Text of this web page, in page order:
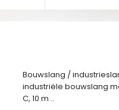
Bouwslang /
industriële bouwslang
C, 10 m ..